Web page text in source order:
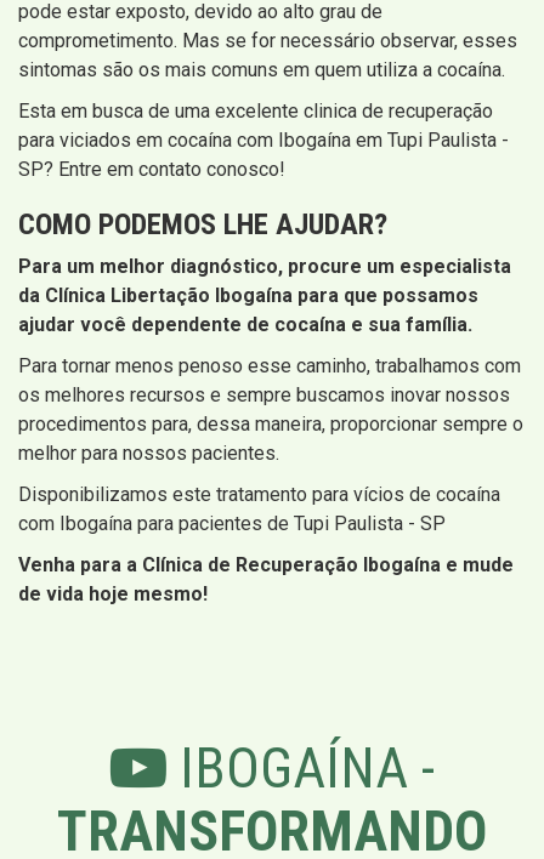
pode estar exposto, devido ao alto grau de
comprometimento. Mas se for necessário observar, esses
sintomas são os mais comuns em quem utiliza a cocaína.
Esta em busca de uma excelente clinica de recuperação
para viciados em cocaína com Ibogaína em Tupi Paulista -
SP? Entre em contato conosco!
COMO PODEMOS LHE AJUDAR?
Para um melhor diagnóstico, procure um especialista
da Clínica Libertação Ibogaína para que possamos
ajudar você dependente de cocaína e sua família.
Para tornar menos penoso esse caminho, trabalhamos com
os melhores recursos e sempre buscamos inovar nossos
procedimentos para, dessa maneira, proporcionar sempre o
melhor para nossos pacientes.
Disponibilizamos este tratamento para vícios de cocaína
com Ibogaína para pacientes de Tupi Paulista - SP
Venha para a Clínica de Recuperação Ibogaína e mude
de vida hoje mesmo!
IBOGAÍNA -
TRANSFORMANDO